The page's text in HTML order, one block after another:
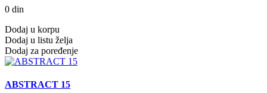
0 din
Dodaj u korpu
Dodaj u listu želja
Dodaj za poređenje
ABSTRACT 15